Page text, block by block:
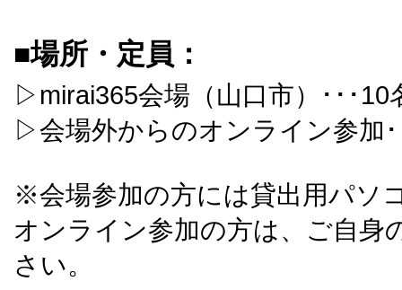
■場所・定員：
▷mirai365会場（山口市）･･･10
▷会場外からのオンライン参加･
※会場参加の方には貸出用パソ
オンライン参加の方は、ご自身
さい。